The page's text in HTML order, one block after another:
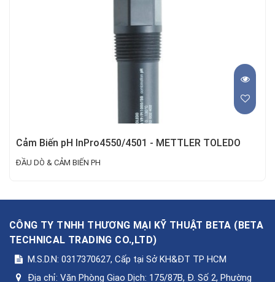
Cảm Biến pH InPro4550/4501 - METTLER TOLEDO
ĐẦU DÒ & CẢM BIẾN PH
CÔNG TY TNHH THƯƠNG MẠI KỸ THUẬT BETA (BETA
TECHNICAL TRADING CO.,LTD)
M.S.D.N: 0317370627, Cấp tại Sở KH&ĐT TP HCM
Địa chỉ: Văn Phòng Giao Dịch: 175/87B, Đ. Số 2, Phường